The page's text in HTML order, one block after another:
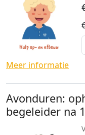
Meer informatie
Avonduren:
begeleider na